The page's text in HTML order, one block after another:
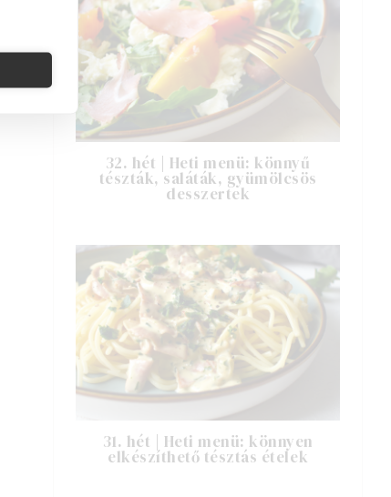
32. hét | Heti menü: könnyű
tészták, saláták, gyümölcsös
desszertek
31. hét | Heti menü: könnyen
elkészíthető tésztás ételek